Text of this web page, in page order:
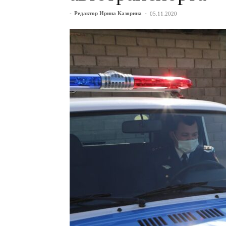
- Редактор Ирина Казорина - 05.11.2020